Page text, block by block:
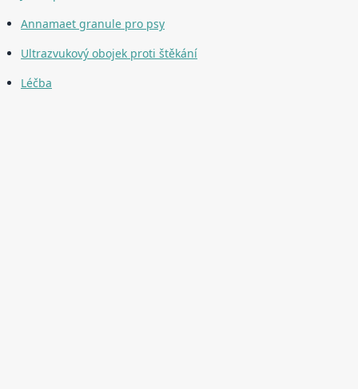
Annamaet granule pro psy
Ultrazvukový obojek proti štěkání
Léčba